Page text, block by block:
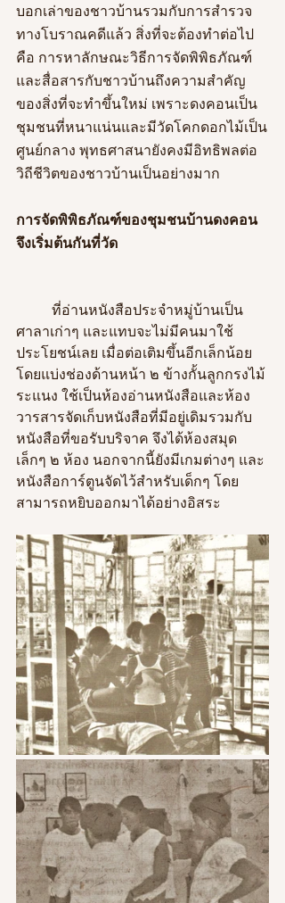
บอกเล่าของชาวบ้านรวมกับการสำรวจ
ทางโบราณคดีแล้ว สิ่งที่จะต้องทำต่อไป
คือ การหาลักษณะวิธีการจัดพิพิธภัณฑ์
และสื่อสารกับชาวบ้านถึงความสำคัญ
ของสิ่งที่จะทำขึ้นใหม่ เพราะดงคอนเป็น
ชุมชนที่หนาแน่นและมีวัดโคกดอกไม้เป็น
ศูนย์กลาง พุทธศาสนายังคงมีอิทธิพลต่อ
วิถีชีวิตของชาวบ้านเป็นอย่างมาก
การจัดพิพิธภัณฑ์ของชุมชนบ้านดงคอน
จึงเริ่มต้นกันที่วัด
ศาลาเก่าๆ และแทบจะไม่มีคนมาใช้
ประโยชน์เลย เมื่อต่อเติมขึ้นอีกเล็กน้อย
โดยแบ่งช่องด้านหน้า ๒ ข้างกั้นลูกกรงไม้
ระแนง ใช้เป็นห้องอ่านหนังสือและห้อง
วารสารจัดเก็บหนังสือที่มีอยู่เดิมรวมกับ
หนังสือที่ขอรับบริจาค จึงได้ห้องสมุด
เล็กๆ ๒ ห้อง นอกจากนี้ยังมีเกมต่างๆ และ
หนังสือการ์ตูนจัดไว้สำหรับเด็กๆ โดย
สามารถหยิบออกมาได้อย่างอิสระ